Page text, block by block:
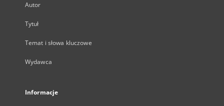
Autor
Tytuł
Temat i słowa kluczowe
Wydawca
Informacje